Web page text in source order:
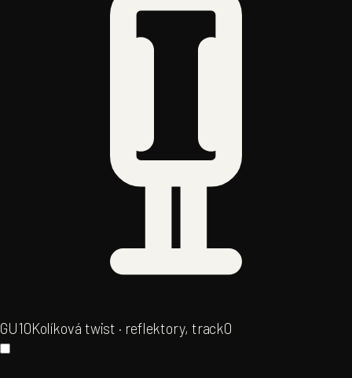
GU10Kolíková twist · reflektory, track0